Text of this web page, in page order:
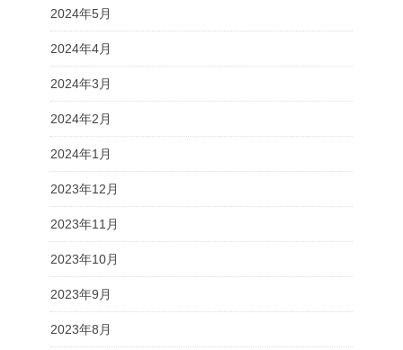
2024年5月
2024年4月
2024年3月
2024年2月
2024年1月
2023年12月
2023年11月
2023年10月
2023年9月
2023年8月